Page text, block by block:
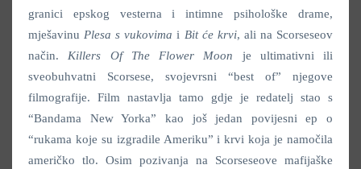
granici epskog vesterna i intimne psihološke drame,
mješavinu Plesa s vukovima i Bit će krvi, ali na Scorseseov
način. Killers Of The Flower Moon je ultimativni ili
sveobuhvatni Scorsese, svojevrsni “best of” njegove
filmografije. Film nastavlja tamo gdje je redatelj stao s
“Bandama New Yorka” kao još jedan povijesni ep o
“rukama koje su izgradile Ameriku” i krvi koja je namočila
američko tlo. Osim pozivanja na Scorseseove mafijaške